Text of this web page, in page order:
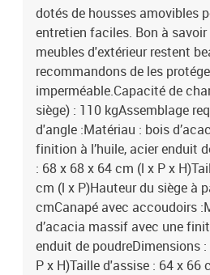
dotés de housses amovibles
entretien faciles. Bon à savoir
meubles d'extérieur restent
recommandons de les
imperméable.Capacité de
siège) : 110 kgAssemblage
d'angle :Matériau : bois
finition à l’huile, acier enduit
: 68 x 68 x 64 cm (l x P x
cm (l x P)Hauteur du siège à
cmCanapé avec accoudoirs
d’acacia massif avec une
enduit de poudreDimensions
P x H)Taille d'assise : 64 x 66